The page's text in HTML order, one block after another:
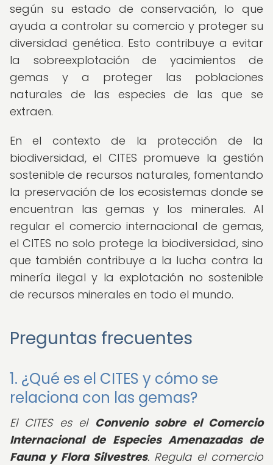
según su estado de conservación, lo que
ayuda a controlar su comercio y proteger su
diversidad genética. Esto contribuye a evitar
la sobreexplotación de yacimientos de
gemas y a proteger las poblaciones
naturales de las especies de las que se
extraen.
En el contexto de la protección de la
biodiversidad, el CITES promueve la gestión
sostenible de recursos naturales, fomentando
la preservación de los ecosistemas donde se
encuentran las gemas y los minerales. Al
regular el comercio internacional de gemas,
el CITES no solo protege la biodiversidad, sino
que también contribuye a la lucha contra la
minería ilegal y la explotación no sostenible
de recursos minerales en todo el mundo.
Preguntas frecuentes
1. ¿Qué es el CITES y cómo se
relaciona con las gemas?
El CITES es el Convenio sobre el Comercio
Internacional de Especies Amenazadas de
Fauna y Flora Silvestres. Regula el comercio